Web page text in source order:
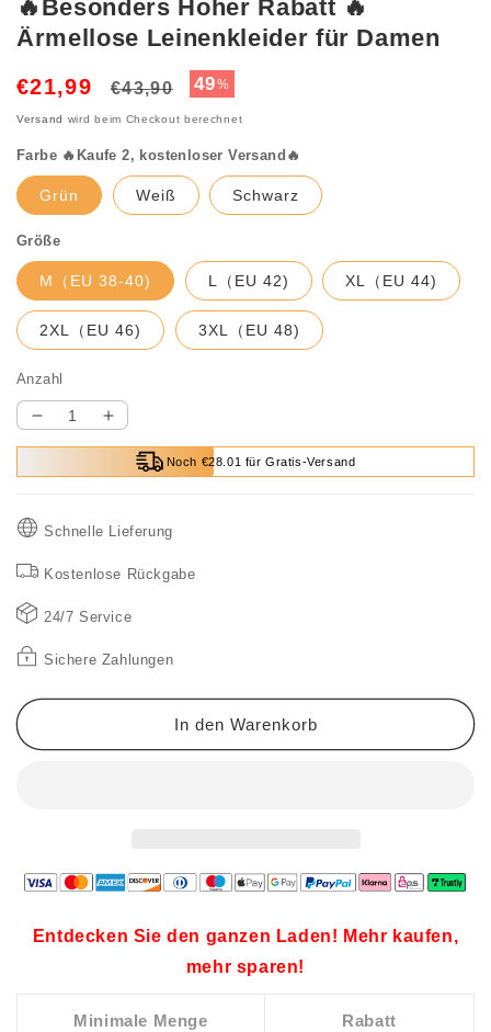
🔥Besonders Hoher Rabatt 🔥
Ärmellose Leinenkleider für Damen
€21,99
Normaler
€43,90 Verkaufspreis
49%
Versand wird beim Checkout berechnet
Farbe 🔥Kaufe 2, kostenloser Versand🔥
Grün Weiß Schwarz
Größe
M（EU 38-40) L（EU 42) XL（EU 44)
2XL（EU 46) 3XL（EU 48)
Anzahl
Verringere
die
Menge
🔥
Besonders
Hoher
Rabatt
🔥
Leinenkleider
Damen
Erhöhe
die
Menge
Besonders
Hoher
Rabatt
🔥
Leinenkleider
Damen
Noch €28.01 für Gratis-Versand
Schnelle Lieferung
Kostenlose Rückgabe
24/7 Service
Sichere Zahlungen
In den Warenkorb
Entdecken Sie den ganzen Laden! Mehr kaufen,
mehr sparen!
Minimale Menge Rabatt